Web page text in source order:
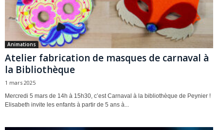
Animations
Atelier fabrication de masques de carnaval à
la Bibliothèque
1 mars 2025
Mercredi 5 mars de 14h à 15h30, c’est Carnaval à la bibliothèque de Peynier !
Elisabeth invite les enfants à partir de 5 ans à...